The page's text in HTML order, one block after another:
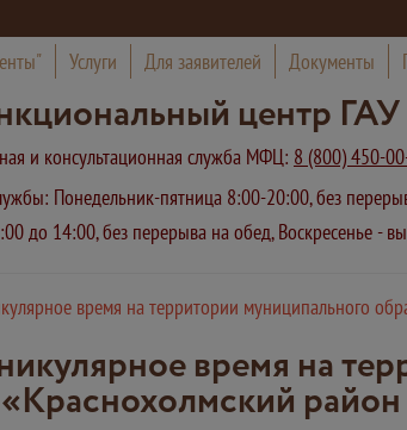
Услуги Для заявителей Документы
центр
и консультационная служба МФЦ: 8 (800) 450-
Понедельник-пятница 8:00-20:00, без
до 14:00, без перерыва на обед, Воскресенье -
время на территории муниципального
время на
район